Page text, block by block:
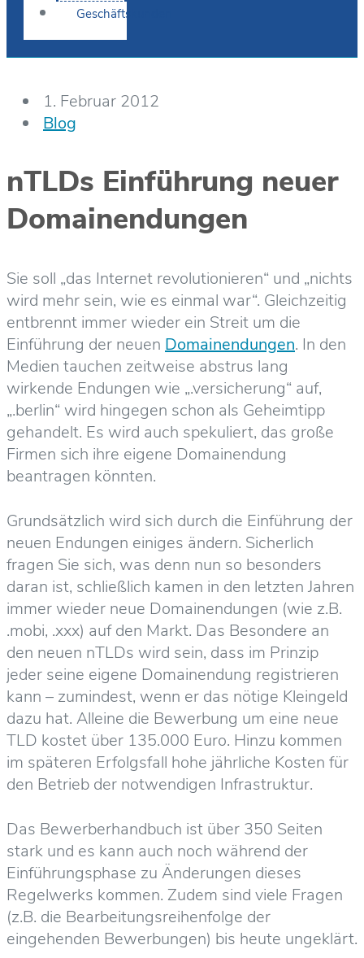
Geschäftskunden
1. Februar 2012
Blog
nTLDs Einführung neuer
Domainendungen
Sie soll „das Internet revolutionieren“ und „nichts
wird mehr sein, wie es einmal war“. Gleichzeitig
entbrennt immer wieder ein Streit um die
Einführung der neuen Domainendungen. In den
Medien tauchen zeitweise abstrus lang
wirkende Endungen wie „.versicherung“ auf,
„.berlin“ wird hingegen schon als Geheimtipp
gehandelt. Es wird auch spekuliert, das große
Firmen sich ihre eigene Domainendung
beantragen könnten.
Grundsätzlich wird sich durch die Einführung der
neuen Endungen einiges ändern. Sicherlich
fragen Sie sich, was denn nun so besonders
daran ist, schließlich kamen in den letzten Jahren
immer wieder neue Domainendungen (wie z.B.
.mobi, .xxx) auf den Markt. Das Besondere an
den neuen nTLDs wird sein, dass im Prinzip
jeder seine eigene Domainendung registrieren
kann – zumindest, wenn er das nötige Kleingeld
dazu hat. Alleine die Bewerbung um eine neue
TLD kostet über 135.000 Euro. Hinzu kommen
im späteren Erfolgsfall hohe jährliche Kosten für
den Betrieb der notwendigen Infrastruktur.
Das Bewerberhandbuch ist über 350 Seiten
stark und es kann auch noch während der
Einführungsphase zu Änderungen dieses
Regelwerks kommen. Zudem sind viele Fragen
(z.B. die Bearbeitungsreihenfolge der
eingehenden Bewerbungen) bis heute ungeklärt.